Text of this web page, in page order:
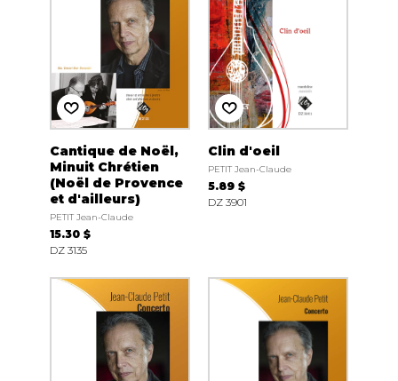
Cantique de Noël,
Minuit Chrétien
(Noël de Provence
et d'ailleurs)
PETIT Jean-Claude
15.30 $
DZ 3135
Clin d'oeil
PETIT Jean-Claude
5.89 $
DZ 3901